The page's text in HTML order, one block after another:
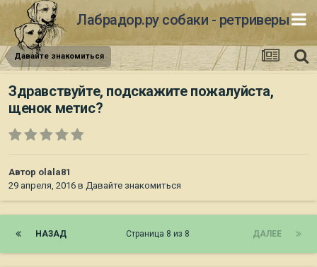
Лабрадор.ру собаки - ретриверы
Давайте знакомиться
Здравствуйте, подскажите пожалуйста,
щенок метис?
Автор olala81
29 апреля, 2016 в Давайте знакомиться
НАЗАД ДАЛЕЕ
Страница 8 из 8